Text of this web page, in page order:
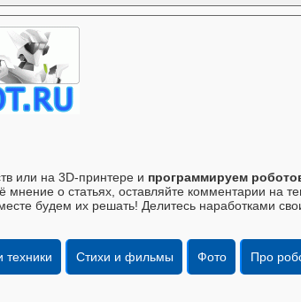
или на 3D-принтере и программируем
мнение о статьях, оставляйте комментарии на
будем их решать! Делитесь наработками
техники Стихи и фильмы Фото Про